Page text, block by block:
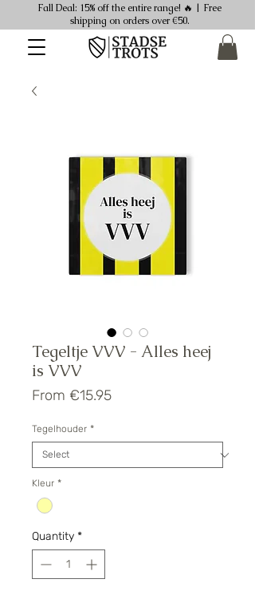
Fall Deal: 15% off the entire range! 🔥 | Free
shipping on orders over €50.
Tegeltje VVV - Alles heej
is VVV
From €15.95Sale
Tegelhouder *
Kleur *
Quantity *